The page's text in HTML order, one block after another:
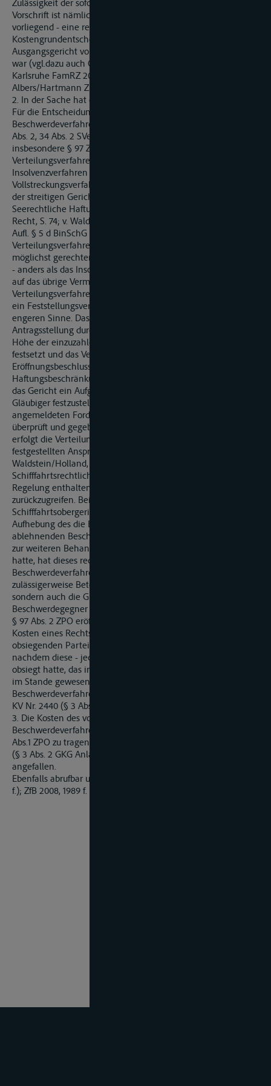
Zulässigkeit der sofortigen Beschwerde nichts entgegen. Diese
Vorschrift ist nämlich nicht anzuwenden, wenn - wie
vorliegend - eine reine (»isolierte«)
Kostengrundentscheidung ergangen ist, die dem
Ausgangsgericht vom Rechtsmittelgericht übertragen worden
war (vgl.dazu auch OLG Zweibrücken, FamRZ 1983, 1154; OLG
Karlsruhe FamRZ 2002, 682; Baumbach/Lauterbach/
Albers/Hartmann ZPO 66. Aufl. § 99 Rdnr5 m.w.N.).
2. In der Sache hat die sofortige Beschwerde keinen Erfolg.
Für die Entscheidung darüber, wem die Kosten eines
Beschwerdeverfahrens aufzuerlegen sind, gelten gemäß §§ 3
Abs. 2, 34 Abs. 2 SVertO die Vorschriften der ZPO,
insbesondere § 97 ZPO. Bei dem Schifffahrtsrechtlichen
Verteilungsverfahrens handelt es sich um ein teilweise dem
Insolvenzverfahren vergleichbares, besonders ausgestaltetes
Vollstreckungsverfahren, das nicht der freiwilligen, sondern
der streitigen Gerichtsbarkeit angehört (vgl. Rittmeister, Das
Seerechtliche Haftungsbeschränkungsverfahren nach neuem
Recht, S. 74; v. Waldstein/Holland, Binnenschifffahrtsrecht, 5.
Aufl. § 5 d BinSchG Rdnr. 5 jeweils m.w.N.). Die Funktion des
Verteilungsverfahren besteht darin, die Haftungssumme in
möglichst gerechter Weise auf die Gläubiger zu verteilen und
- anders als das Insolvenzverfahren - den Zugriff der Gläubiger
auf das übrige Vermögen des Schuldners zu verhindern. Das
Verteilungsverfahren gliedert sich in ein Eröffnungsverfahren,
ein Feststellungsverfahren und ein Verteilungsverfahren im
engeren Sinne. Das Verfahren beginnt mit der
Antragsstellung durch den Schuldner, worauf das Gericht die
Höhe der einzuzahlenden Höhe der Haftungs- summe
festsetzt und das Verteilungsverfahren eröffnet. Der
Eröffnungsbeschluss bewirkt materiell-rechtlich die
Haftungsbeschränkung. Nach Eröffnung des Verfahrens erlässt
das Gericht ein Aufgebot, um die teilnahmeberechtigten
Gläubiger festzustellen. In einem Prüfungstermin werden die
angemeldeten Forderungen auf ihre Berechtigung hin
überprüft und gegebenenfalls festgestellt. Anschließend
erfolgt die Verteilung der Haftungssumme anteilig auf die
festgestellten Ansprüche (vgl. Rittmeister und v.
Waldstein/Holland, jeweils a.a.O.). Soweit die Vorschriften der
Schifffahrtsrechtlichen Verteilungsordnung keine besondere
Regelung enthalten, ist auf die Bestimmungen der ZPO
zurückzugreifen. Bei der Kostengrundentscheidung, die das
Schifffahrtsobergericht in der Entscheidung über die
Aufhebung des die Eröffnung des Verteilungsverfahrens
ablehnenden Beschluss und die Zurückverweisung der Sache
zur weiteren Behandlung dem Schifffahrtsgericht übertragen
hatte, hat dieses rechtsfehlerfrei einerseits die am
Beschwerdeverfahren tatsächlich und rechtlich
zulässigerweise Beteiligten, also nicht nur die Antragstellerin,
sondern auch die Gläubiger als Antrags- und
Beschwerdegegner berücksichtigt, und andererseits von der in
§ 97 Abs. 2 ZPO eröffneten Möglichkeit Gebrauch gemacht,
Kosten eines Rechtsmittelverfahrens (ganz oder) teilweise der
obsiegenden Partei - hier der Antragstellerin - aufzuerlegen,
nachdem diese - jedenfalls u.a. - auf Grund neuen Vorbringens
obsiegt hatte, das im ersten Rechtszug sie geltend zu machen
im Stande gewesen war. In dem früheren
Beschwerdeverfahren ist keine Gerichtsgebühr entstanden,
KV Nr. 2440 (§ 3 Abs. 2 GKG Anlage 1).
3. Die Kosten des vorliegenden sofortigen
Beschwerdeverfahrens hat die Antragstellerin gemäß § 97
Abs.1 ZPO zu tragen. An Gerichtskosten ist gemäß KV Nr. 2440
(§ 3 Abs. 2 GKG Anlage 1) eine Festgebühr von 50,00 Euro
angefallen.
Ebenfalls abrufbar unter ZfB 2008 - Nr.8 (Sammlung Seite 1989
f.); ZfB 2008, 1989 f.